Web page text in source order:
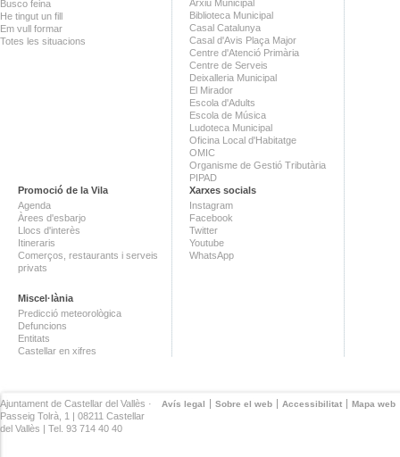
Busco feina
He tingut un fill
Em vull formar
Totes les situacions
Arxiu Municipal
Biblioteca Municipal
Casal Catalunya
Casal d'Avis Plaça Major
Centre d'Atenció Primària
Centre de Serveis
Deixalleria Municipal
El Mirador
Escola d'Adults
Escola de Música
Ludoteca Municipal
Oficina Local d'Habitatge
OMIC
Organisme de Gestió Tributària
PIPAD
Promoció de la Vila
Agenda
Àrees d'esbarjo
Llocs d'interès
Itineraris
Comerços, restaurants i serveis
privats
Miscel·lània
Predicció meteorològica
Defuncions
Entitats
Castellar en xifres
Xarxes socials
Instagram
Facebook
Twitter
Youtube
WhatsApp
Avís legal Sobre el web Accessibilitat Mapa web
Ajuntament de Castellar del Vallès ·
Passeig Tolrà, 1 | 08211 Castellar
del Vallès | Tel. 93 714 40 40